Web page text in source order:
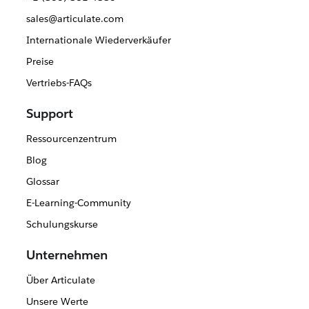
sales@articulate.com
Internationale Wiederverkäufer
Preise
Vertriebs-FAQs
Support
Ressourcenzentrum
Blog
Glossar
E-Learning-Community
Schulungskurse
Unternehmen
Über Articulate
Unsere Werte